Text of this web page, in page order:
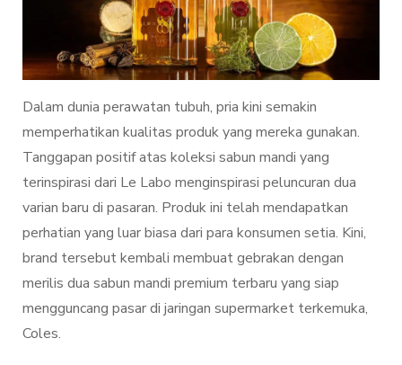
Dalam dunia perawatan tubuh, pria kini semakin
memperhatikan kualitas produk yang mereka gunakan.
Tanggapan positif atas koleksi sabun mandi yang
terinspirasi dari Le Labo menginspirasi peluncuran dua
varian baru di pasaran. Produk ini telah mendapatkan
perhatian yang luar biasa dari para konsumen setia. Kini,
brand tersebut kembali membuat gebrakan dengan
merilis dua sabun mandi premium terbaru yang siap
mengguncang pasar di jaringan supermarket terkemuka,
Coles.